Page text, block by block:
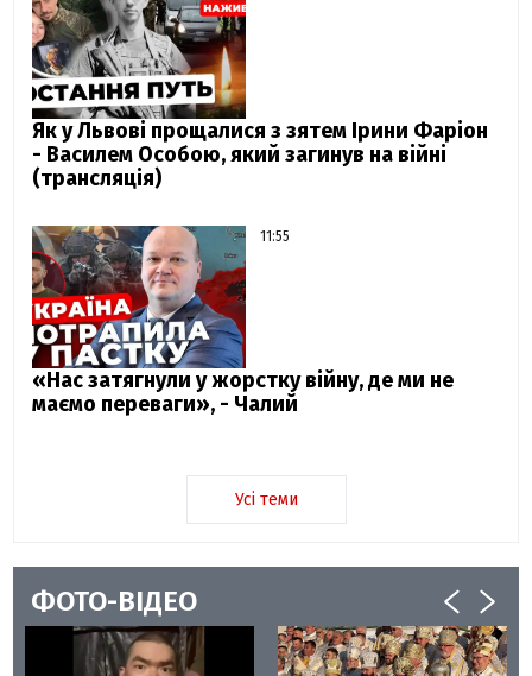
Як у Львові прощалися з зятем Ірини Фаріон
- Василем Особою, який загинув на війні
(трансляція)
11:55
«Нас затягнули у жорстку війну, де ми не
маємо переваги», - Чалий
Усі теми
ФОТО-ВІДЕО